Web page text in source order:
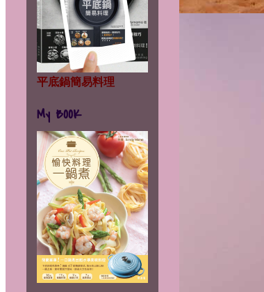
平底鍋簡易料理
My BOOK